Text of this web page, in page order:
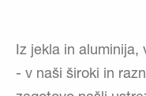
Iz jekla in aluminija,
- v naši široki in